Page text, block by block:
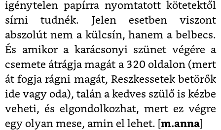
igénytelen papírra nyomtatott kötetektől
sírni tudnék. Jelen esetben viszont
abszolút nem a külcsín, hanem a belbecs.
És amikor a karácsonyi szünet végére a
csemete átrágja magát a 320 oldalon (mert
át fogja rágni magát, Reszkessetek betörők
ide vagy oda), talán a kedves szülő is kézbe
veheti, és elgondolkozhat, mert ez végre
egy olyan mese, amin el lehet. [ m.anna